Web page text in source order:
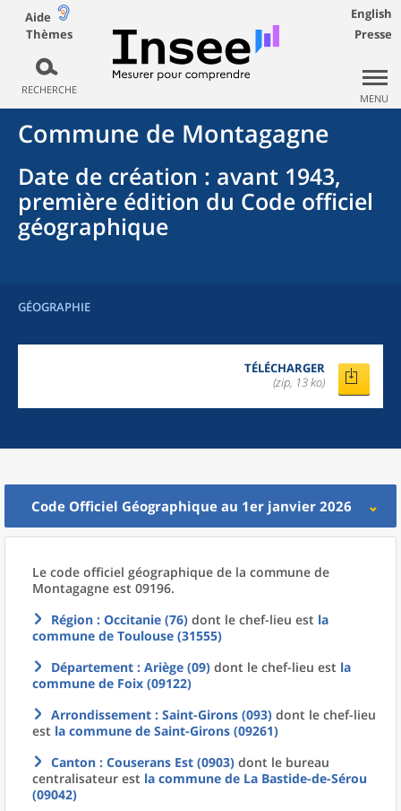
Aide
Thèmes
RECHERCHE
English
Presse
MENU
Commune de Montagagne
Date de création : avant 1943,
première édition du Code officiel
géographique
GÉOGRAPHIE
TÉLÉCHARGER
(zip, 13 ko)
Code Officiel Géographique au 1er janvier 2026
Le code officiel géographique de la commune de
Montagagne est 09196.
Région : Occitanie (76) dont le chef-lieu est la
commune de Toulouse (31555)
Département : Ariège (09) dont le chef-lieu est la
commune de Foix (09122)
Arrondissement : Saint-Girons (093) dont le chef-lieu
est la commune de Saint-Girons (09261)
Canton : Couserans Est (0903) dont le bureau
centralisateur est la commune de La Bastide-de-Sérou
(09042)